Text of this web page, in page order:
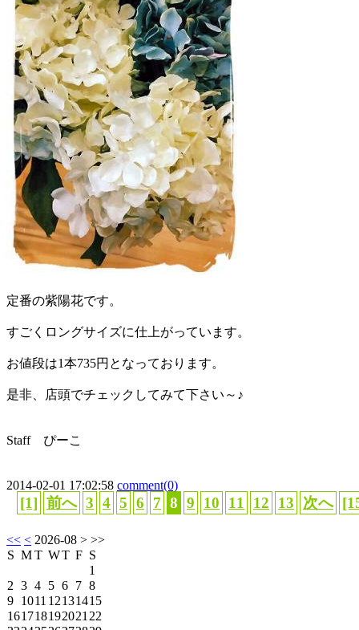
定番の紫陽花です。
すごくロングサイズに仕上がっています。
お値段は1本735円となっております。
是非、店頭でチェックしてみて下さい～♪
Staff ぴーこ
2014-02-01 17:02:58 comment(0)
[1] 前へ 3 4 5 6 7 8 9 10 11 12 13 次へ
<< < 2026-08 > >>
S MT WT F S
1
2 3 4 5 6 7 8
9 1011 12131415
161718192021 22